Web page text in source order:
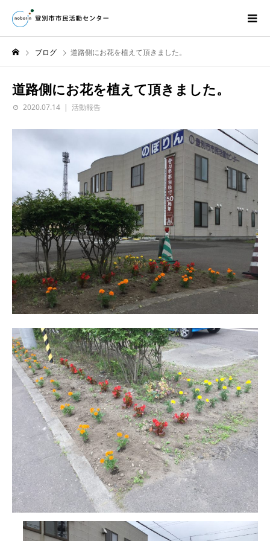
ブログ 道路側にお花を植えて頂きました。
道路側にお花を植えて頂きました。
2020.07.14 活動報告